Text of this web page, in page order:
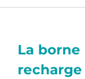
La borne